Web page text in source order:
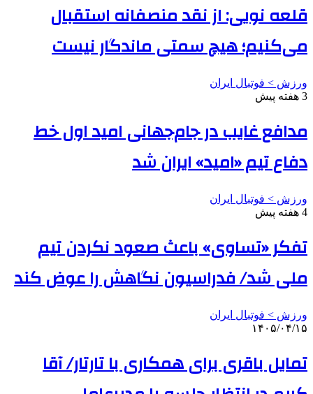
قلعه نویی: از نقد منصفانه استقبال
می‌کنیم؛ هیچ سمتی ماندگار نیست
ورزش > فوتبال ایران
3 هفته پیش
مدافع غایب در جام‌جهانی امید اول خط
دفاع تیم «امید» ایران شد
ورزش > فوتبال ایران
4 هفته پیش
تفکر «تساوی» باعث صعود نکردن تیم
ملی شد/ فدراسیون نگاهش را عوض کند
ورزش > فوتبال ایران
۱۴۰۵/۰۴/۱۵
تمایل باقری برای همکاری با تارتار/ آقا